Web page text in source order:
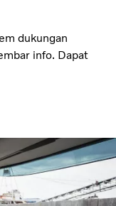
dukungan
info. Dapat